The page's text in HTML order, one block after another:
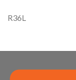
R36L